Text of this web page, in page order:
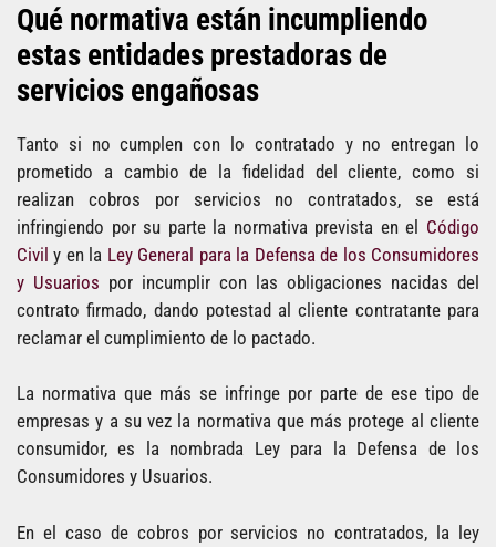
Qué normativa están incumpliendo
estas entidades prestadoras de
servicios engañosas
Tanto si no cumplen con lo contratado y no entregan lo
prometido a cambio de la fidelidad del cliente, como si
realizan cobros por servicios no contratados, se está
infringiendo por su parte la normativa prevista en el Código
Civil y en la Ley General para la Defensa de los Consumidores
y Usuarios por incumplir con las obligaciones nacidas del
contrato firmado, dando potestad al cliente contratante para
reclamar el cumplimiento de lo pactado.
La normativa que más se infringe por parte de ese tipo de
empresas y a su vez la normativa que más protege al cliente
consumidor, es la nombrada Ley para la Defensa de los
Consumidores y Usuarios.
En el caso de cobros por servicios no contratados, la ley